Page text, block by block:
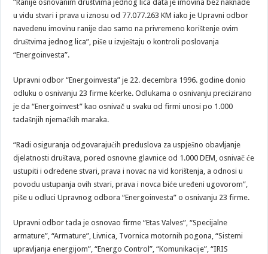
“Ranije osnovanim društvima jednog lica data je imovina bez naknade
u vidu stvari i prava u iznosu od 77.077.263 KM iako je Upravni odbor
navedenu imovinu ranije dao samo na privremeno korištenje ovim
društvima jednog lica”, piše u izvještaju o kontroli poslovanja
“Energoinvesta”.
Upravni odbor “Energoinvesta” je 22. decembra 1996. godine donio
odluku o osnivanju 23 firme kćerke. Odlukama o osnivanju precizirano
je da “Energoinvest” kao osnivač u svaku od firmi unosi po 1.000
tadašnjih njemačkih maraka.
“Radi osiguranja odgovarajućih preduslova za uspješno obavljanje
djelatnosti društava, pored osnovne glavnice od 1.000 DEM, osnivač će
ustupiti i određene stvari, prava i novac na vid korištenja, a odnosi u
povodu ustupanja ovih stvari, prava i novca biće uređeni ugovorom”,
piše u odluci Upravnog odbora “Energoinvesta” o osnivanju 23 firme.
Upravni odbor tada je osnovao firme “Etas Valves”, “Specijalne
armature”, “Armature”, Livnica, Tvornica motornih pogona, “Sistemi
upravljanja energijom”, “Energo Control”, “Komunikacije”, “IRIS